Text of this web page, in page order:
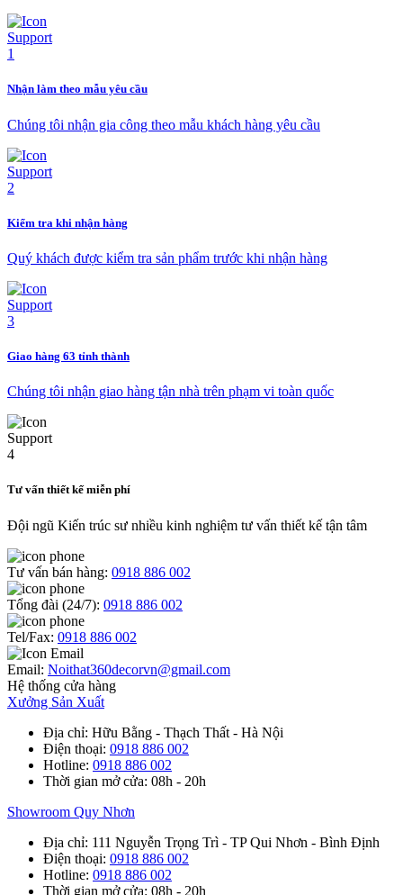
Nhận làm theo mẫu yêu cầu
Chúng tôi nhận gia công theo mẫu khách hàng yêu cầu
Kiểm tra khi nhận hàng
Quý khách được kiểm tra sản phẩm trước khi nhận hàng
Giao hàng 63 tỉnh thành
Chúng tôi nhận giao hàng tận nhà trên phạm vi toàn quốc
Tư vấn thiết kế miễn phí
Đội ngũ Kiến trúc sư nhiều kinh nghiệm tư vấn thiết kế tận tâm
Tư vấn bán hàng: 0918 886 002
Tổng đài (24/7): 0918 886 002
Tel/Fax: 0918 886 002
Email: Noithat360decorvn@gmail.com
Hệ thống cửa hàng
Xưởng Sản Xuất
Địa chỉ: Hữu Bằng - Thạch Thất - Hà Nội
Điện thoại: 0918 886 002
Hotline: 0918 886 002
Thời gian mở cửa: 08h - 20h
Showroom Quy Nhơn
Địa chỉ: 111 Nguyễn Trọng Trì - TP Qui Nhơn - Bình Định
Điện thoại: 0918 886 002
Hotline: 0918 886 002
Thời gian mở cửa: 08h - 20h